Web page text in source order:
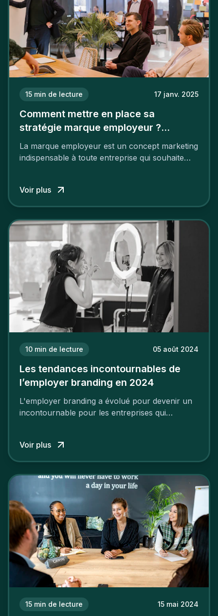
15 min de lecture 17 janv. 2025
Comment mettre en place sa
stratégie marque employeur ?
Découvrez les 7 étapes
La marque employeur est un concept marketing
indispensable à toute entreprise qui souhaite
employeur solide et positive sont évidentes, ce
travail, pour qu’il soit réussi, ne peut se faire en
mettre en œuvre un certain nombre d’actions.
Voir plus
10 min de lecture 05 août 2024
Les tendances incontournables de
l’employer branding en 2024
L'employer branding a évolué pour devenir un
incontournable pour les entreprises qui
Voir plus
15 min de lecture 15 mai 2024